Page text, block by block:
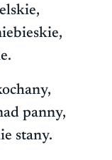
panny,
stany.